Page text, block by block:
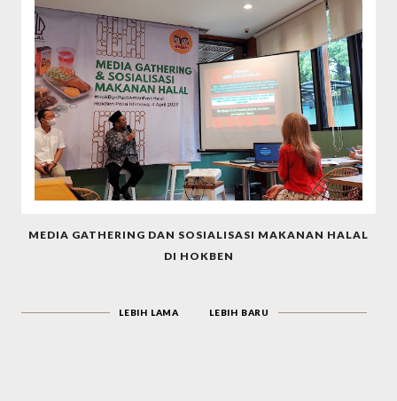
MEDIA GATHERING DAN SOSIALISASI MAKANAN HALAL
DI HOKBEN
LEBIH LAMA LEBIH BARU